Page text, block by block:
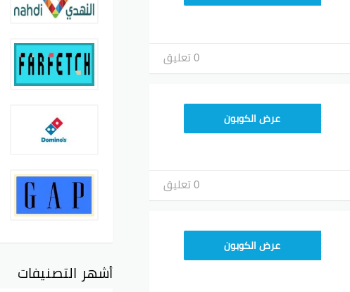
0 تعليق
MEAF25عرض الكوبون
0 تعليق
MEAF25عرض الكوبون
أشهر التصنيفات